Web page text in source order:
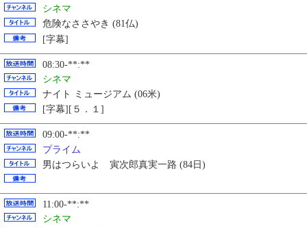
シネマ
危険なささやき (81仏)
[字幕]
08:30-**:**
シネマ
ナイト ミュージアム (06米)
[字幕][５．１]
09:00-**:**
プライム
男はつらいよ 寅次郎真実一路 (84日)
11:00-**:**
シネマ